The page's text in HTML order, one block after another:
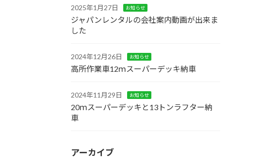
2025年1月27日 お知らせ
ジャパンレンタルの会社案内動画が出来ま
した
2024年12月26日 お知らせ
高所作業車12ｍスーパーデッキ納車
2024年11月29日 お知らせ
20ｍスーパーデッキと13トンラフター納
車
アーカイブ